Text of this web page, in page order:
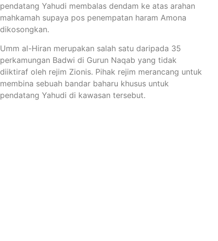
pendatang Yahudi membalas dendam ke atas arahan
mahkamah supaya pos penempatan haram Amona
dikosongkan.
Umm al-Hiran merupakan salah satu daripada 35
perkamungan Badwi di Gurun Naqab yang tidak
diiktiraf oleh rejim Zionis. Pihak rejim merancang untuk
membina sebuah bandar baharu khusus untuk
pendatang Yahudi di kawasan tersebut.